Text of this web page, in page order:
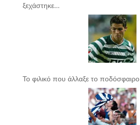
ξεχάστηκε…
Το φιλικό που άλλαξε το ποδόσφαιρο